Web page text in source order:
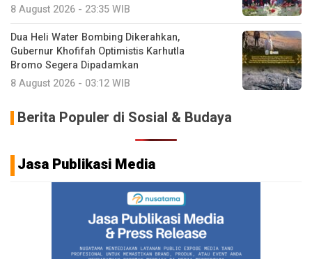
8 August 2026 - 23:35 WIB
Dua Heli Water Bombing Dikerahkan,
Gubernur Khofifah Optimistis Karhutla
Bromo Segera Dipadamkan
8 August 2026 - 03:12 WIB
Berita Populer di Sosial & Budaya
Jasa Publikasi Media